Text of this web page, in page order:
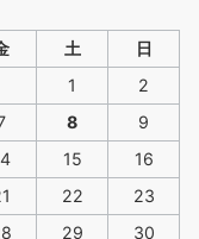
土
日
1
2
8
9
15
16
22
23
29 30